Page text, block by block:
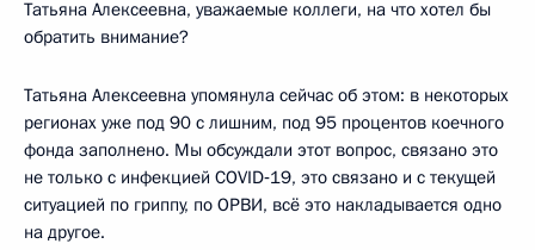
Татьяна Алексеевна, уважаемые коллеги, на что хотел бы
обратить внимание?
Татьяна Алексеевна упомянула сейчас об этом: в некоторых
регионах уже под 90 с лишним, под 95 процентов коечного
фонда заполнено. Мы обсуждали этот вопрос, связано это
не только с инфекцией COVID‑19, это связано и с текущей
ситуацией по гриппу, по ОРВИ, всё это накладывается одно
на другое.